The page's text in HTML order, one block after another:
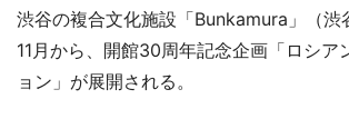
渋谷の複合文化施設「Bunkamura」（渋
11月から、開館30周年記念企画「ロシア
ョン」が展開される。